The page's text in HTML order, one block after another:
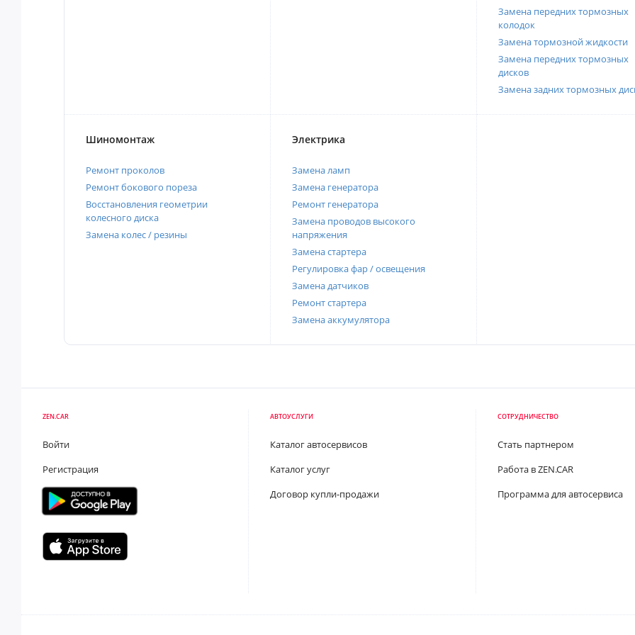
Замена передних тормозных
колодок
Замена тормозной жидкости
Замена передних тормозных
дисков
Замена задних тормозных
Шиномонтаж
Ремонт проколов
Ремонт бокового пореза
Восстановления геометрии
колесного диска
Замена колес / резины
Электрика
Замена ламп
Замена генератора
Ремонт генератора
Замена проводов высокого
напряжения
Замена стартера
Регулировка фар / освещения
Замена датчиков
Ремонт стартера
Замена аккумулятора
ZEN.CAR
Войти
Регистрация
АВТОУСЛУГИ
Каталог автосервисов
Каталог услуг
Договор купли-продажи
СОТРУДНИЧЕСТВО
Стать партнером
Работа в ZEN.CAR
Программа для автосервиса